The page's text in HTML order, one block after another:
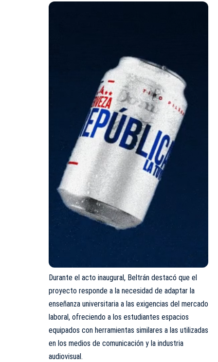
Durante el acto inaugural, Beltrán destacó que el
proyecto responde a la necesidad de adaptar la
enseñanza universitaria a las exigencias del mercado
laboral, ofreciendo a los estudiantes espacios
equipados con herramientas similares a las utilizadas
en los medios de comunicación y la industria
audiovisual.